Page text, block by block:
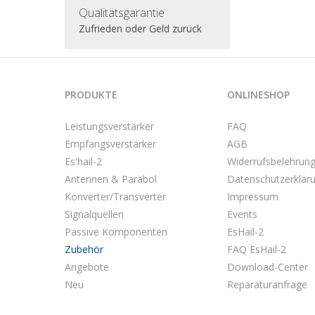
Qualitätsgarantie
Zufrieden oder Geld zurück
PRODUKTE
Leistungsverstärker
Empfangsverstärker
Es'hail-2
Antennen & Parabol
Konverter/Transverter
Signalquellen
Passive Komponenten
Zubehör
Angebote
Neu
ONLINESHOP
FAQ
AGB
Widerrufsbelehrung
Impressum
Events
EsHail-2
FAQ EsHail-2
Download-Center
Reparaturanfrage